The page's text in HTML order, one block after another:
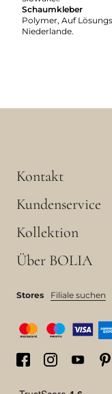
Schaumkleber
Polymer, Auf
Niederlande.
Kontakt
Kundenservice
Kollektion
Über BOLIA
Stores Filiale suchen